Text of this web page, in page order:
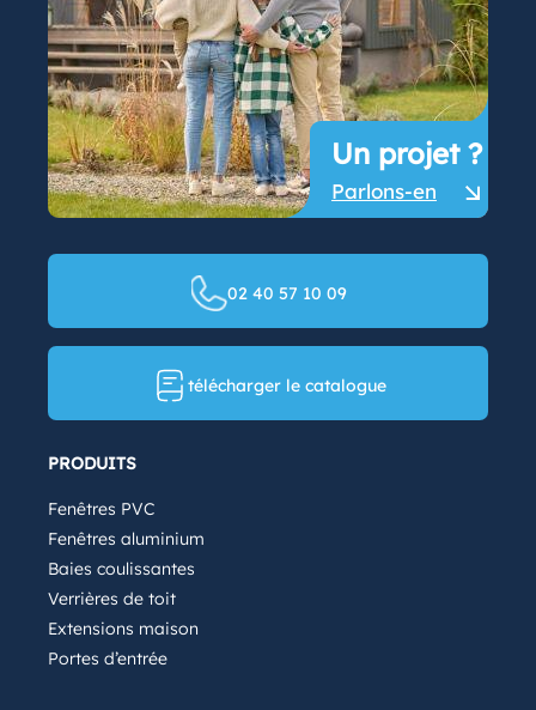
Un projet ?
Parlons-en
PRODUITS
Fenêtres PVC
Fenêtres aluminium
Baies coulissantes
Verrières de toit
Extensions maison
Portes d’entrée
02 40 57 10 09
télécharger le catalogue